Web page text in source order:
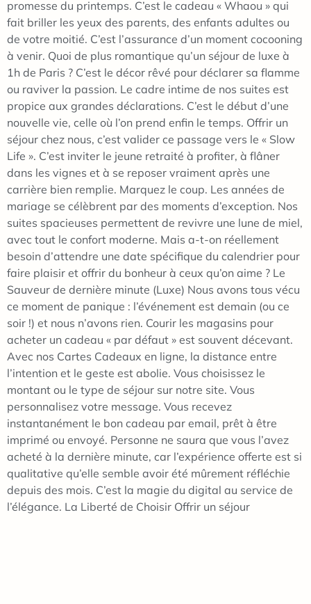
promesse du printemps. C’est le cadeau « Whaou » qui
fait briller les yeux des parents, des enfants adultes ou
de votre moitié. C’est l’assurance d’un moment cocooning
à venir. Quoi de plus romantique qu’un séjour de luxe à
1h de Paris ? C’est le décor rêvé pour déclarer sa flamme
ou raviver la passion. Le cadre intime de nos suites est
propice aux grandes déclarations. C’est le début d’une
nouvelle vie, celle où l’on prend enfin le temps. Offrir un
séjour chez nous, c’est valider ce passage vers le « Slow
Life ». C’est inviter le jeune retraité à profiter, à flâner
dans les vignes et à se reposer vraiment après une
carrière bien remplie. Marquez le coup. Les années de
mariage se célèbrent par des moments d’exception. Nos
suites spacieuses permettent de revivre une lune de miel,
avec tout le confort moderne. Mais a-t-on réellement
besoin d’attendre une date spécifique du calendrier pour
faire plaisir et offrir du bonheur à ceux qu’on aime ? Le
Sauveur de dernière minute (Luxe) Nous avons tous vécu
ce moment de panique : l’événement est demain (ou ce
soir !) et nous n’avons rien. Courir les magasins pour
acheter un cadeau « par défaut » est souvent décevant.
Avec nos Cartes Cadeaux en ligne, la distance entre
l’intention et le geste est abolie. Vous choisissez le
montant ou le type de séjour sur notre site. Vous
personnalisez votre message. Vous recevez
instantanément le bon cadeau par email, prêt à être
imprimé ou envoyé. Personne ne saura que vous l’avez
acheté à la dernière minute, car l’expérience offerte est si
qualitative qu’elle semble avoir été mûrement réfléchie
depuis des mois. C’est la magie du digital au service de
l’élégance. La Liberté de Choisir Offrir un séjour